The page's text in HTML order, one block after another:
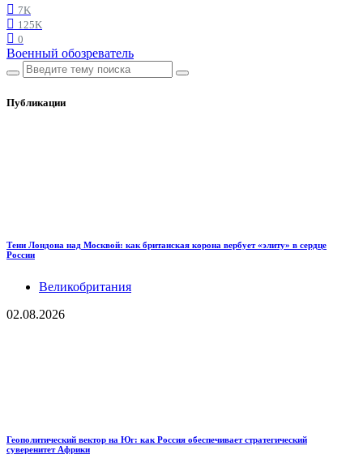
7K
125K
0
Военный обозреватель
Публикации
Тени Лондона над Москвой: как британская корона вербует «элиту» в сердце
России
Великобритания
02.08.2026
Геополитический вектор на Юг: как Россия обеспечивает стратегический
суверенитет Африки